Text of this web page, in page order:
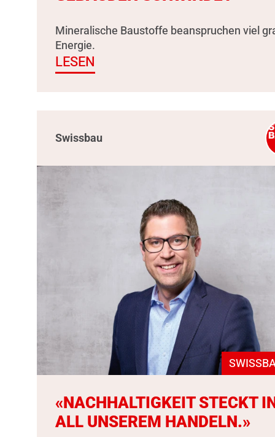
Mineralische Baustoffe beanspruchen viel
Energie.
LESEN
Swissbau
«NACHHALTIGKEIT STECKT
ALL UNSEREM HANDELN.»